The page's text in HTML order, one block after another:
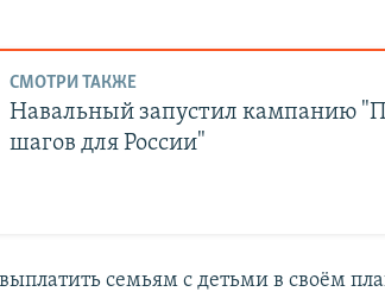
СМОТРИ ТАКЖЕ
Навальный запустил кампанию
шагов для России"
семьям с детьми в своём